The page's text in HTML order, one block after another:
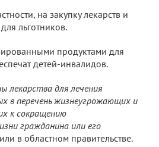
на закупку лекарств и
льготников.
продуктами для
детей-инвалидов.
лекарства для лечения
в перечень жизнеугрожающих и
к сокращению
гражданина или его
в областном правительстве.